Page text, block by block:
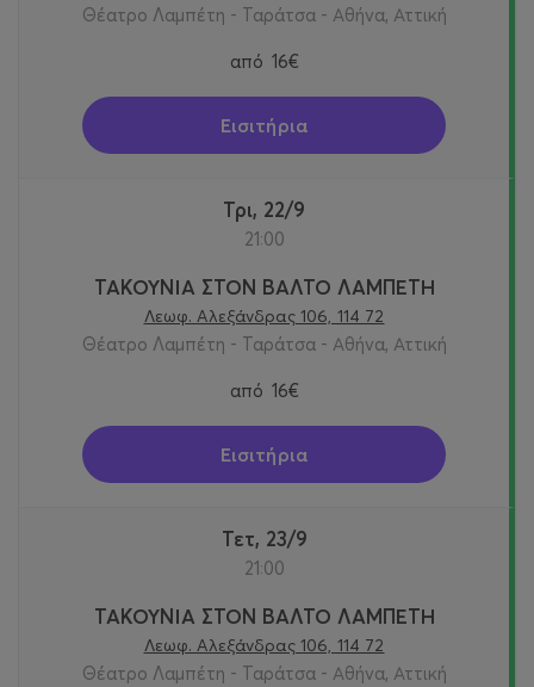
Θέατρο Λαμπέτη - Ταράτσα - Αθήνα, Αττική
από 16€
Εισιτήρια
Τρι, 22/9
21:00
ΤΑΚΟΥΝΙΑ ΣΤΟΝ ΒΑΛΤΟ ΛΑΜΠΕΤΗ
Λεωφ. Αλεξάνδρας 106, 114 72
Θέατρο Λαμπέτη - Ταράτσα - Αθήνα, Αττική
από 16€
Εισιτήρια
Τετ, 23/9
21:00
ΤΑΚΟΥΝΙΑ ΣΤΟΝ ΒΑΛΤΟ ΛΑΜΠΕΤΗ
Λεωφ. Αλεξάνδρας 106, 114 72
Θέατρο Λαμπέτη - Ταράτσα - Αθήνα, Αττική